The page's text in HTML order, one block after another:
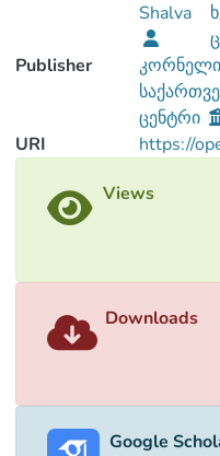
Shalva
Publisher
კორნელი
ცენტრი
URI
https://
Views
Downloads
Google